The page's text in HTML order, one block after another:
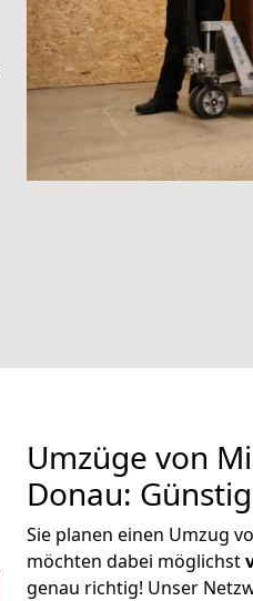
Umzüge von
Donau:
Sie planen einen Umzug
möchten dabei möglichst
genau richtig! Unser